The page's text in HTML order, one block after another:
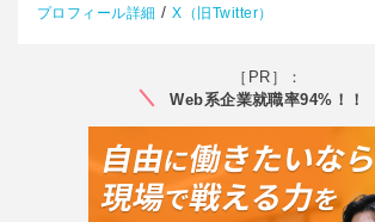
プロフィール詳細 /X（旧Twitter）
［PR］：
Web系企業就職率94%！！